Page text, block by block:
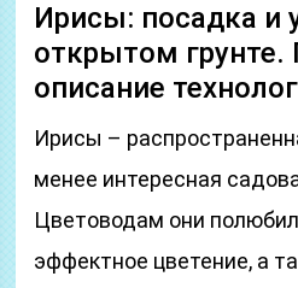
Ирисы: посадка и
открытом грунте.
описание
Ирисы –
менее интересная
Цветоводам они
эффектное цветение, а